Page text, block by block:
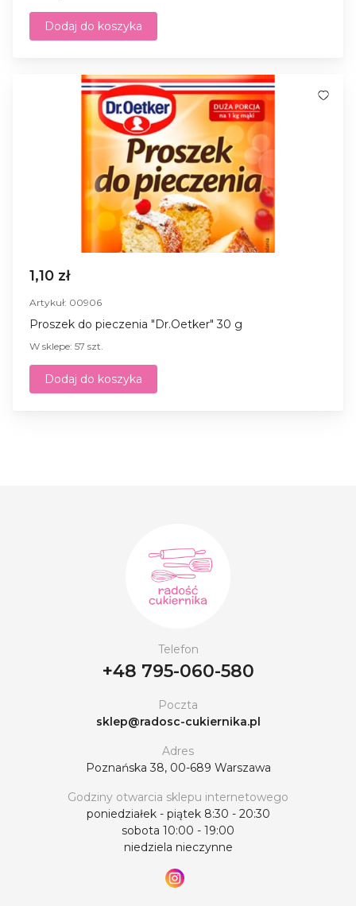
Dodaj do koszyka
1,10 zł
Artykuł: 00906
Proszek do pieczenia "Dr.Oetker" 30 g
W sklepe: 57 szt.
Dodaj do koszyka
Telefon
+48 795-060-580
Poczta
sklep@radosc-cukiernika.pl
Adres
Poznańska 38, 00-689 Warszawa
Godziny otwarcia sklepu internetowego
poniedziałek - piątek 8:30 - 20:30
sobota 10:00 - 19:00
niedziela nieczynne